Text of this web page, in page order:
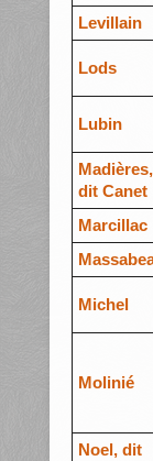
Levillain
Lods
Lubin
Madières,
dit Canet
Marcillac
Michel
Molinié
Noel, dit